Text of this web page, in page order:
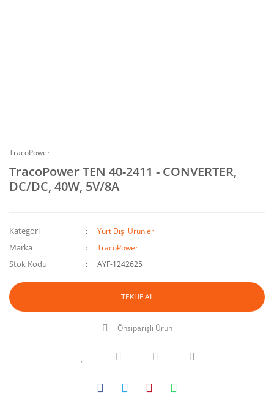
TracoPower
TracoPower TEN 40-2411 - CONVERTER,
DC/DC, 40W, 5V/8A
Kategori Yurt Dışı Ürünler
Marka TracoPower
Stok Kodu AYF-1242625
TEKLİF AL
Önsiparişli Ürün